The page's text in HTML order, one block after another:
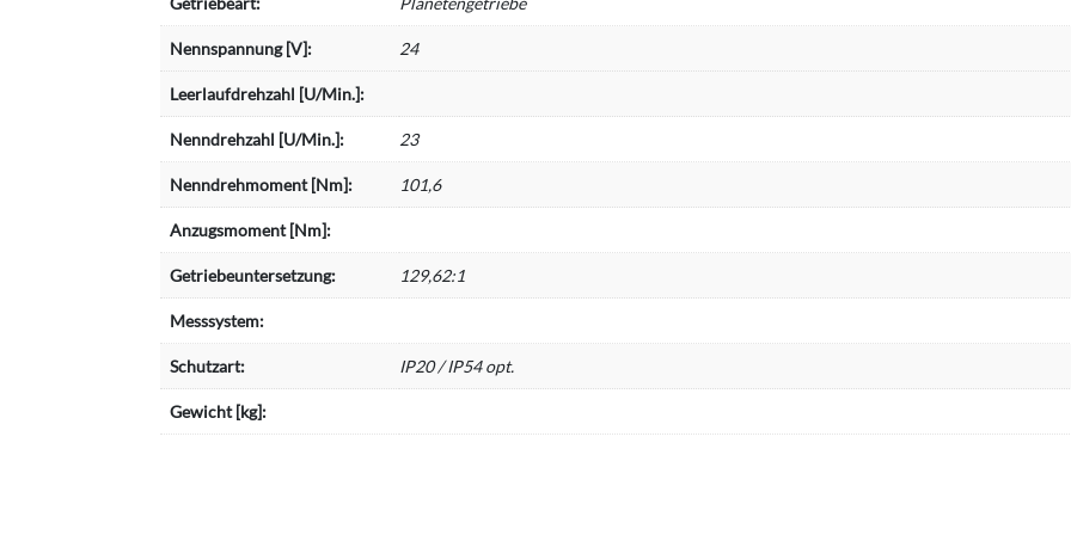
Nennspannung [V]: 24
Leerlaufdrehzahl [U/Min.]:
Nenndrehzahl [U/Min.]: 23
Nenndrehmoment [Nm]: 101,6
Anzugsmoment [Nm]:
Getriebeuntersetzung: 129,62:1
Messsystem:
Schutzart: IP20 / IP54 opt.
Gewicht [kg]: